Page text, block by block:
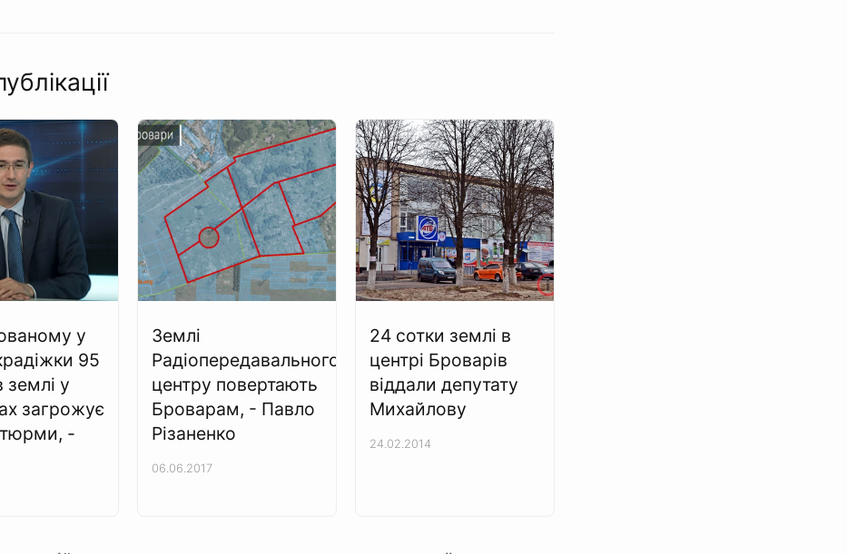
у
95
землі у
загрожує
тюрми, -
Землі
Радіопередавального
центру повертають
Броварам, - Павло
Різаненко
06.06.2017
24 сотки землі в
центрі Броварів
віддали депутату
Михайлову
24.02.2014